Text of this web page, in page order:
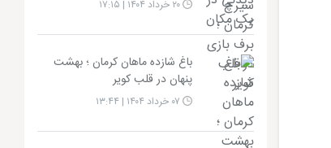
۲۰ خرداد ۱۴۰۴ | ۱۷:۱۵
باغ شازده ماهان کرمان ؛ بهشت
پنهان در قلب کویر